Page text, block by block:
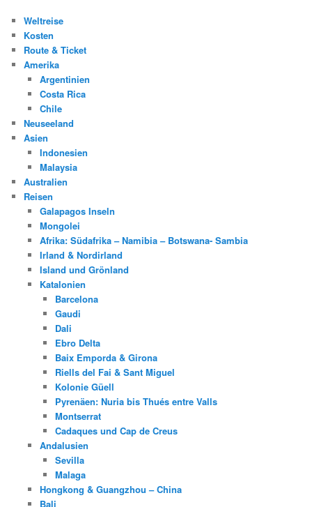
Weltreise
Kosten
Route & Ticket
Amerika
Argentinien
Costa Rica
Chile
Neuseeland
Asien
Indonesien
Malaysia
Australien
Reisen
Galapagos Inseln
Mongolei
Afrika: Südafrika – Namibia – Botswana- Sambia
Irland & Nordirland
Island und Grönland
Katalonien
Barcelona
Gaudi
Dali
Ebro Delta
Baix Emporda & Girona
Riells del Fai & Sant Miguel
Kolonie Güell
Pyrenäen: Nuria bis Thués entre Valls
Montserrat
Cadaques und Cap de Creus
Andalusien
Sevilla
Malaga
Hongkong & Guangzhou – China
Bali